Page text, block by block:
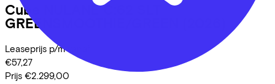
Cube
NULANE C:62 SLT
GREENSMOOTHIE/GREEN
Leaseprijs p/m vanaf
€57,27
Prijs €2.299,00